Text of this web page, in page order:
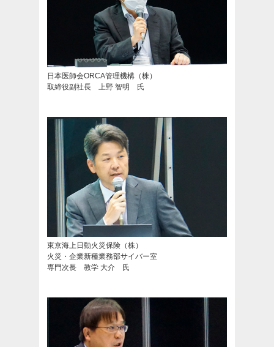
日本医師会ORCA管理機構（株）
取締役副社長 上野 智明 氏
東京海上日動火災保険（株）
火災・企業新種業務部サイバー室
専門次長 教学 大介 氏